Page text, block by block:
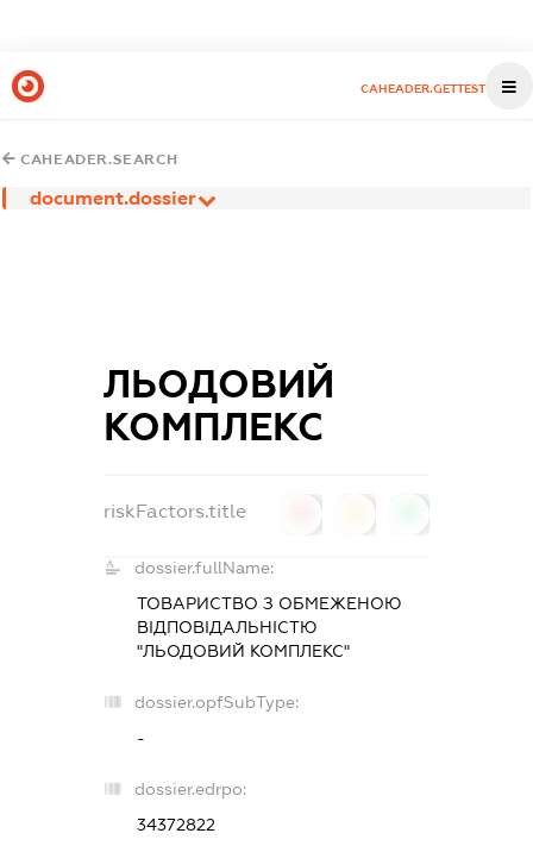
CAHEADER.GETTEST
CAHEADER.SEARCH
document.dossier
ЛЬОДОВИЙ
КОМПЛЕКС
riskFactors.title
dossier.fullName:
ТОВАРИСТВО З ОБМЕЖЕНОЮ
ВІДПОВІДАЛЬНІСТЮ
"ЛЬОДОВИЙ КОМПЛЕКС"
dossier.opfSubType:
-
dossier.edrpo:
34372822